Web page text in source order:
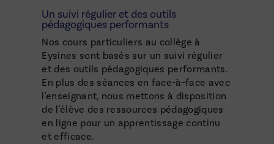
Un suivi régulier et des outils
pédagogiques performants
Nos cours particuliers au collège à
Eysines sont basés sur un suivi régulier
et des outils pédagogiques performants.
En plus des séances en face-à-face avec
l'enseignant, nous mettons à disposition
de l'élève des ressources pédagogiques
en ligne pour un apprentissage continu
et efficace.